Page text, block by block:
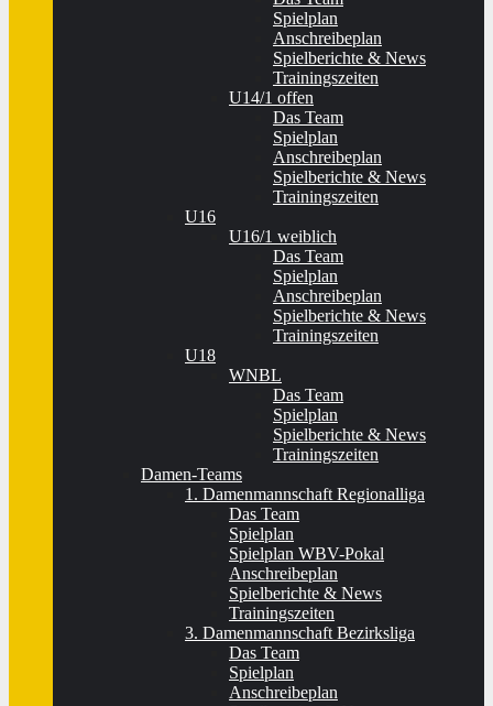
Spielplan
Anschreibeplan
Spielberichte & News
Trainingszeiten
U14/1 offen
Das Team
Spielplan
Anschreibeplan
Spielberichte & News
Trainingszeiten
U16
U16/1 weiblich
Das Team
Spielplan
Anschreibeplan
Spielberichte & News
Trainingszeiten
U18
WNBL
Das Team
Spielplan
Spielberichte & News
Trainingszeiten
Damen-Teams
1. Damenmannschaft Regionalliga
Das Team
Spielplan
Spielplan WBV-Pokal
Anschreibeplan
Spielberichte & News
Trainingszeiten
3. Damenmannschaft Bezirksliga
Das Team
Spielplan
Anschreibeplan